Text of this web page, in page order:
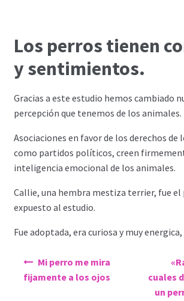
Los perros tienen
y sentimientos.
Gracias a este estudio hemos cambiado
percepción que tenemos de los animales.
Asociaciones en favor de los derechos de
como partidos políticos, creen
inteligencia emocional de los animales.
Callie, una hembra mestiza terrier, fue
expuesto al estudio.
Fue adoptada, era curiosa y muy
entradas
Mi perro me mira
fijamente a los ojos
cuales
un